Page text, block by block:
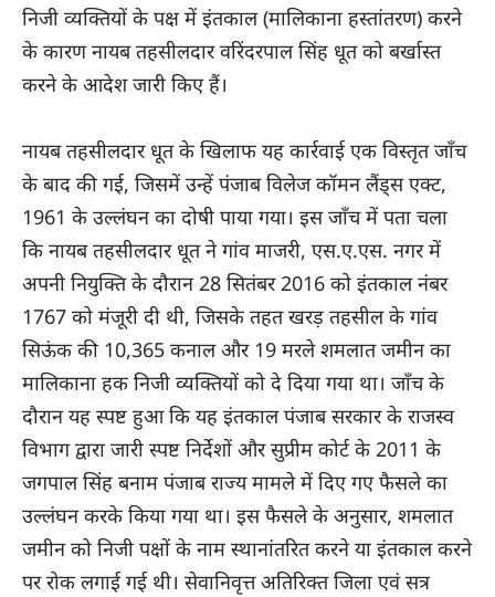
निजी व्यक्तियों के पक्ष में इंतकाल (मालिकाना हस्तांतरण) करने
के कारण नायब तहसीलदार वरिंदरपाल सिंह धूत को बर्खास्त
करने के आदेश जारी किए हैं।
नायब तहसीलदार धूत के खिलाफ यह कार्रवाई एक विस्तृत जाँच
के बाद की गई, जिसमें उन्हें पंजाब विलेज कॉमन लैंड्स एक्ट,
1961 के उल्लंघन का दोषी पाया गया। इस जाँच में पता चला
कि नायब तहसीलदार धूत ने गांव माजरी, एस.ए.एस. नगर में
अपनी नियुक्ति के दौरान 28 सितंबर 2016 को इंतकाल नंबर
1767 को मंजूरी दी थी, जिसके तहत खरड़ तहसील के गांव
सिऊंक की 10,365 कनाल और 19 मरले शमलात जमीन का
मालिकाना हक निजी व्यक्तियों को दे दिया गया था। जाँच के
दौरान यह स्पष्ट हुआ कि यह इंतकाल पंजाब सरकार के राजस्व
विभाग द्वारा जारी स्पष्ट निर्देशों और सुप्रीम कोर्ट के 2011 के
जगपाल सिंह बनाम पंजाब राज्य मामले में दिए गए फैसले का
उल्लंघन करके किया गया था। इस फैसले के अनुसार, शमलात
जमीन को निजी पक्षों के नाम स्थानांतरित करने या इंतकाल करने
पर रोक लगाई गई थी। सेवानिवृत्त अतिरिक्त जिला एवं सत्र